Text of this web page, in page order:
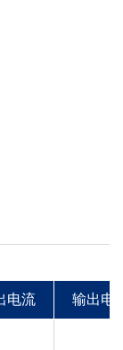
电流 输出电